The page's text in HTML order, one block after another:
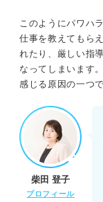
このようにパワハ
仕事を教えてもら
れたり、厳しい指
なってしまいます
感じる原因の一つで
柴田 登子
プロフィール